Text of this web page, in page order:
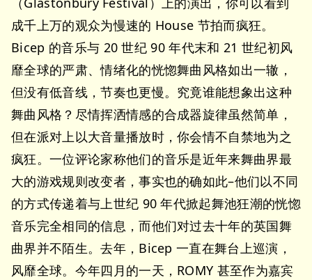
成千上万的观众为慢速的 House 节拍而疯狂。
Bicep 的音乐与 20 世纪 90 年代末和 21 世纪初风
靡全球的严肃、情绪化的恍惚舞曲风格如出一辙，
但没有低音线，节奏也更慢。究竟谁能想象出这种
舞曲风格？尽情挥洒情感的合成器旋律虽然简单，
但在派对上以大音量播放时，你会情不自禁地为之
疯狂。一位评论家称他们的音乐是近年来舞曲界最
大的游戏规则改变者，事实也的确如此–他们以不同
的方式传递着与上世纪 90 年代掀起舞池狂潮的恍惚
音乐完全相同的信息，而他们对过去十年的英国舞
曲界并不陌生。去年，Bicep 一直在舞台上巡演，
风靡全球。今年四月的一天，ROMY 甚至作为嘉宾